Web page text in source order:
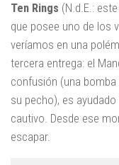
Ten Rings (N.d.E.:
que posee uno de los
veríamos en una
tercera entrega: el
confusión (una
su pecho), es ayudado
cautivo. Desde ese
escapar.